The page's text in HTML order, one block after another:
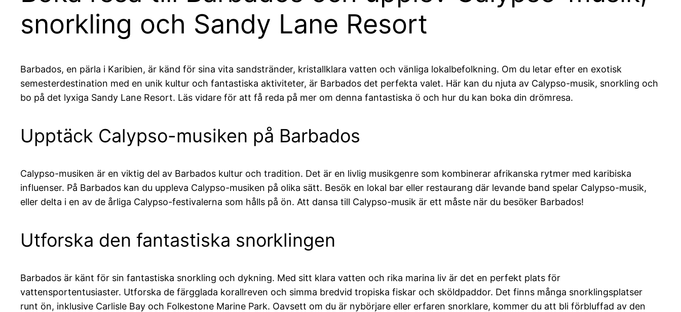
snorkling och Sandy Lane Resort
Barbados, en pärla i Karibien, är känd för sina vita sandstränder, kristallklara vatten och vänliga lokalbefolkning. Om du letar efter en exotisk
semesterdestination med en unik kultur och fantastiska aktiviteter, är Barbados det perfekta valet. Här kan du njuta av Calypso-musik, snorkling och
bo på det lyxiga Sandy Lane Resort. Läs vidare för att få reda på mer om denna fantastiska ö och hur du kan boka din drömresa.
Upptäck Calypso-musiken på Barbados
Calypso-musiken är en viktig del av Barbados kultur och tradition. Det är en livlig musikgenre som kombinerar afrikanska rytmer med karibiska
influenser. På Barbados kan du uppleva Calypso-musiken på olika sätt. Besök en lokal bar eller restaurang där levande band spelar Calypso-musik,
eller delta i en av de årliga Calypso-festivalerna som hålls på ön. Att dansa till Calypso-musik är ett måste när du besöker Barbados!
Utforska den fantastiska snorklingen
Barbados är känt för sin fantastiska snorkling och dykning. Med sitt klara vatten och rika marina liv är det en perfekt plats för
vattensportentusiaster. Utforska de färgglada korallreven och simma bredvid tropiska fiskar och sköldpaddor. Det finns många snorklingsplatser
runt ön, inklusive Carlisle Bay och Folkestone Marine Park. Oavsett om du är nybörjare eller erfaren snorklare, kommer du att bli förbluffad av den